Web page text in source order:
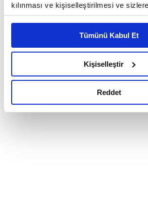
kılınması ve kişiselleştirilmesi ve
reklam/pazarlama faaliyetlerinin
Çerezlere ilişkin tercihlerinizi çerez
belirleyebilirsiniz. Çerezlere ilişkin
Ayarlar butonuna tıklayabilir,Çerez
Metnimizi ziyaret edebilirsiniz.
okumak ve sitemizi ziyaretiniz
Tümünü Kabul Et
Kişiselleştir
Reddet